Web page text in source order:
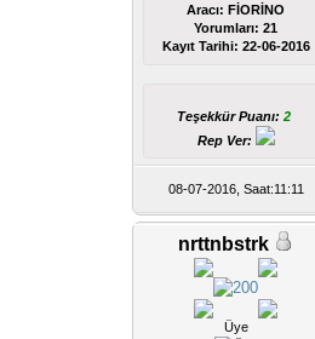
Aracı: FİORİNO
Yorumları:21
Kayıt Tarihi: 22-06-2016
Teşekkür Puanı:2
Rep Ver:
08-07-2016, Saat:11:11
nrttnbstrk
Üye